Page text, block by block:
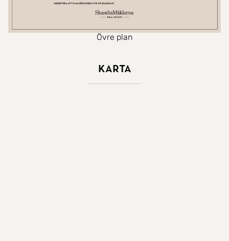
Övre plan
Karta